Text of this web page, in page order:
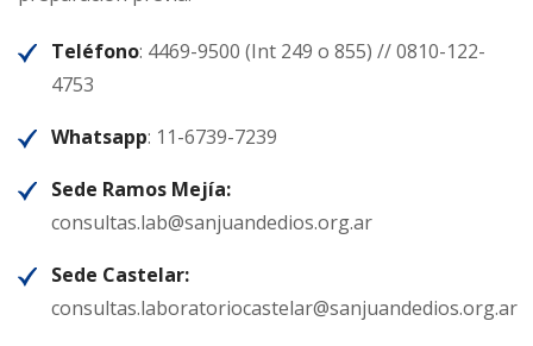
Teléfono: 4469-9500 (Int 249 o 855) // 0810-122-
4753
Whatsapp: 11-6739-7239
Sede Ramos Mejía:
consultas.lab@sanjuandedios.org.ar
Sede Castelar:
consultas.laboratoriocastelar@sanjuandedios.org.ar